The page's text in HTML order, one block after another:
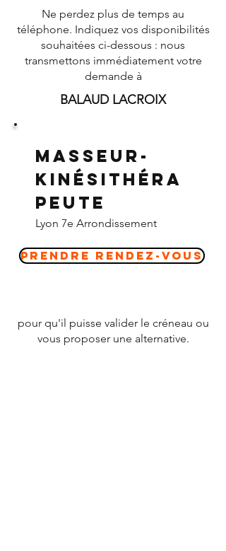
Ne perdez plus de temps au
téléphone. Indiquez vos disponibilités
souhaitées ci-dessous : nous
transmettons immédiatement votre
demande à
BALAUD LACROIX
Masseur-
Kinésithéra
peute
Lyon 7e Arrondissement
Prendre Rendez-vous
pour qu'il puisse valider le créneau ou
vous proposer une alternative.